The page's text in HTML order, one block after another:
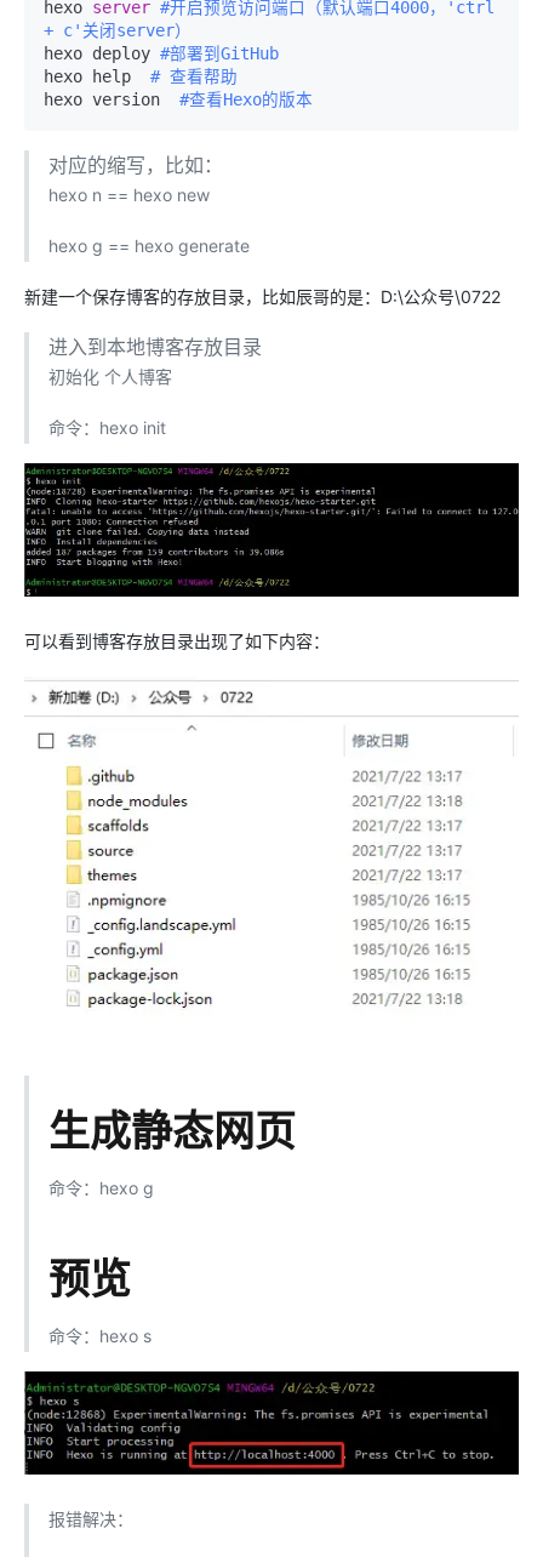
hexo server #开启预览访问端口（默认端口4000，'ctrl
+ c'关闭server）
hexo deploy #部署到GitHub
hexo help # 查看帮助
hexo version #查看Hexo的版本
对应的缩写，比如：
hexo n == hexo new
hexo g == hexo generate
新建一个保存博客的存放目录，比如辰哥的是：D:\公众号\0722
进入到本地博客存放目录
初始化 个人博客
命令：hexo init
可以看到博客存放目录出现了如下内容：
生成静态网页
命令：hexo g
预览
命令：hexo s
报错解决：